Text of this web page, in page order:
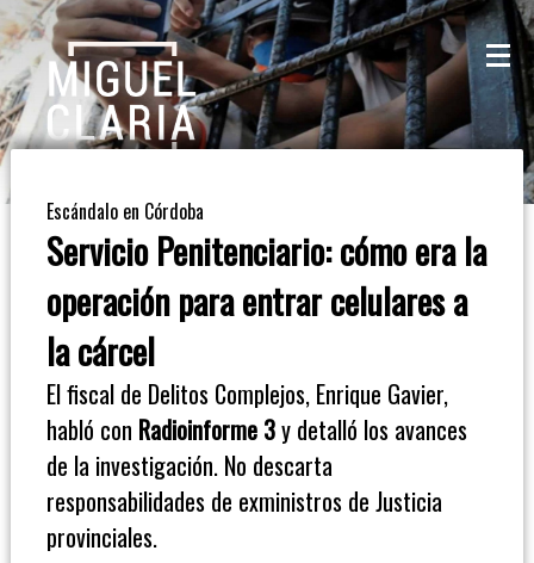
La
Mesa
Café
Columna
Opinión
Radioinforme
Fútbol
Escándalo en Córdoba
Servicio Penitenciario: cómo era la
operación para entrar celulares a
la cárcel
El fiscal de Delitos Complejos, Enrique Gavier,
habló con Radioinforme 3y detalló los avances
de la investigación. No descarta
responsabilidades de exministros de Justicia
provinciales.